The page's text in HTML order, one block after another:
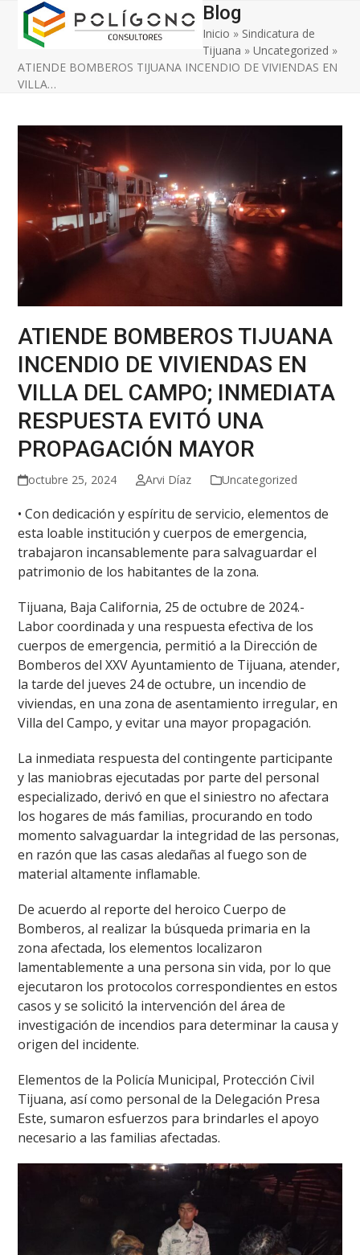
Skip
content
Open
mobile
menu
Close
mobile
menu
Blog
Inicio » Sindicatura de
Tijuana »Uncategorized »
ATIENDE BOMBEROS TIJUANA INCENDIO DE VIVIENDAS EN
VILLA…
ATIENDE BOMBEROS TIJUANA
INCENDIO DE VIVIENDAS EN
VILLA DEL CAMPO; INMEDIATA
RESPUESTA EVITÓ UNA
PROPAGACIÓN MAYOR
octubre 25, 2024 Arvi Díaz Uncategorized
• Con dedicación y espíritu de servicio, elementos de
esta loable institución y cuerpos de emergencia,
trabajaron incansablemente para salvaguardar el
patrimonio de los habitantes de la zona.
Tijuana, Baja California, 25 de octubre de 2024.-
Labor coordinada y una respuesta efectiva de los
cuerpos de emergencia, permitió a la Dirección de
Bomberos del XXVAyuntamiento de Tijuana, atender,
la tarde del jueves 24 de octubre, un incendio de
viviendas, en una zona de asentamiento irregular, en
Villa del Campo, y evitar una mayor propagación.
La inmediata respuesta del contingente participante
y las maniobras ejecutadas por parte del personal
especializado, derivó en que el siniestro no afectara
los hogares de más familias, procurando en todo
momento salvaguardar la integridad de las personas,
en razón que las casas aledañas al fuego son de
material altamente inflamable.
De acuerdo al reporte del heroico Cuerpo de
Bomberos, al realizar la búsqueda primaria en la
zona afectada, los elementos localizaron
lamentablemente a una persona sin vida, por lo que
ejecutaron los protocolos correspondientes en estos
casos y se solicitó la intervención del área de
investigación de incendios para determinar la causa y
origen del incidente.
Elementos de la Policía Municipal, Protección Civil
Tijuana, así como personal de la Delegación Presa
Este, sumaron esfuerzos para brindarles el apoyo
necesario a las familias afectadas.